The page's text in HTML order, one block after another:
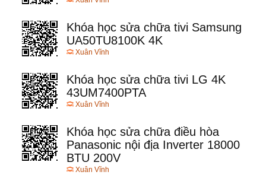
Khóa học sửa chữa tivi Samsung
UA50TU8100K 4K
Xuân Vĩnh
Khóa học sửa chữa tivi LG 4K
43UM7400PTA
Xuân Vĩnh
Khóa học sửa chữa điều hòa
Panasonic nội địa Inverter 18000
BTU 200V
Xuân Vĩnh